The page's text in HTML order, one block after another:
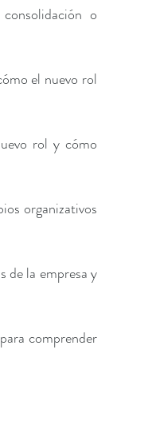
o
el nuevo rol
rol y cómo
organizativos
de la empresa y
comprender